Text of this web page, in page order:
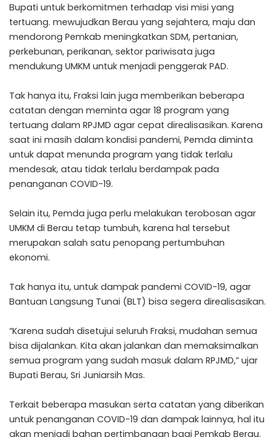
Bupati untuk berkomitmen terhadap visi misi yang
tertuang. mewujudkan Berau yang sejahtera, maju dan
mendorong Pemkab meningkatkan SDM, pertanian,
perkebunan, perikanan, sektor pariwisata juga
mendukung UMKM untuk menjadi penggerak PAD.
Tak hanya itu, Fraksi lain juga memberikan beberapa
catatan dengan meminta agar 18 program yang
tertuang dalam RPJMD agar cepat direalisasikan. Karena
saat ini masih dalam kondisi pandemi, Pemda diminta
untuk dapat menunda program yang tidak terlalu
mendesak, atau tidak terlalu berdampak pada
penanganan COVID-19.
Selain itu, Pemda juga perlu melakukan terobosan agar
UMKM di Berau tetap tumbuh, karena hal tersebut
merupakan salah satu penopang pertumbuhan
ekonomi.
Tak hanya itu, untuk dampak pandemi COVID-19, agar
Bantuan Langsung Tunai (BLT) bisa segera direalisasikan.
“Karena sudah disetujui seluruh Fraksi, mudahan semua
bisa dijalankan. Kita akan jalankan dan memaksimalkan
semua program yang sudah masuk dalam RPJMD,” ujar
Bupati Berau, Sri Juniarsih Mas.
Terkait beberapa masukan serta catatan yang diberikan
untuk penanganan COVID-19 dan dampak lainnya, hal itu
akan menjadi bahan pertimbangan bagi Pemkab Berau.